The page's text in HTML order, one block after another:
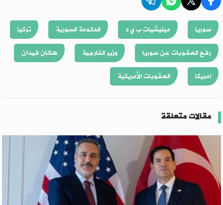
سوريا ميليشيات ب ي د الحكومة السورية
تركيا
رفع العقوبات عن سوريا
وزير الخارجية
هاكان فيدان
امريكا
العقوبات الأمريكية
مقالات متعلقة